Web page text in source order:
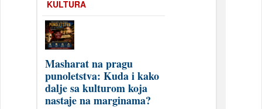
KULTURA
Masharat na pragu
punoletstva: Kuda i kako
dalje sa kulturom koja
nastaje na marginama?